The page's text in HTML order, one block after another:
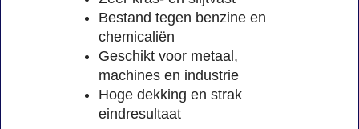
Bestand tegen benzine en
chemicaliën
Geschikt voor metaal,
machines en industrie
Hoge dekking en strak
eindresultaat